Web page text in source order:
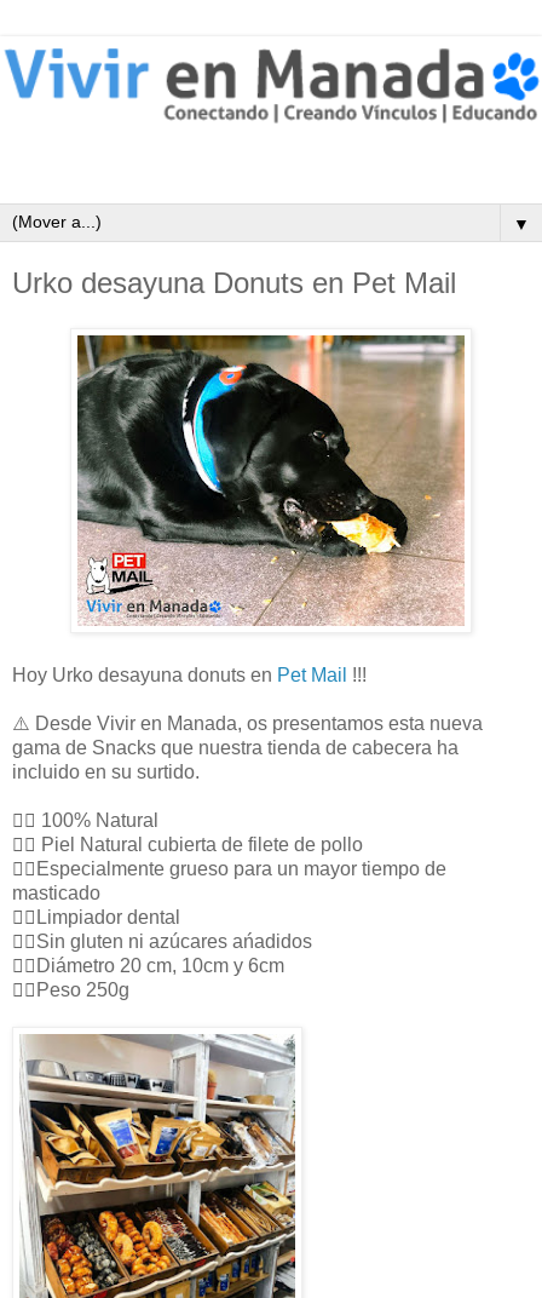
▼
Urko desayuna Donuts en Pet Mail
Hoy Urko desayuna donuts en Pet Mail !!!
⚠️ Desde Vivir en Manada, os presentamos esta nueva
gama de Snacks que nuestra tienda de cabecera ha
incluido en su surtido.
👉🏻 100% Natural
👉🏻 Piel Natural cubierta de filete de pollo
👉🏻Especialmente grueso para un mayor tiempo de
masticado
👉🏻Limpiador dental
👉🏻Sin gluten ni azúcares ańadidos
👉🏻Diámetro 20 cm, 10cm y 6cm
👉🏻Peso 250g